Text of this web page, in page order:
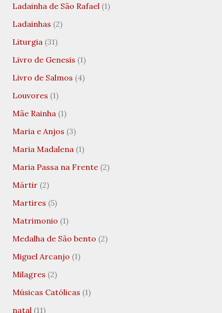
Ladainha de São Rafael(1)
Ladainhas (2)
Liturgia(31)
Livro de Genesis (1)
Livro de Salmos (4)
Louvores (1)
Mãe Rainha(1)
Maria e Anjos (3)
Maria Madalena(1)
Maria Passa na Frente(2)
Mártir(2)
Martires (5)
Matrimonio (1)
Medalha de São bento (2)
Miguel Arcanjo (1)
Milagres (2)
Músicas Católicas (1)
natal(11)